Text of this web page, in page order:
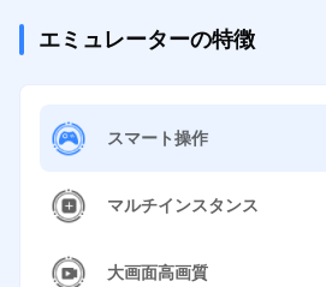
エミュレーターの特徴
スマート操作
マルチインスタンス
大画面高画質